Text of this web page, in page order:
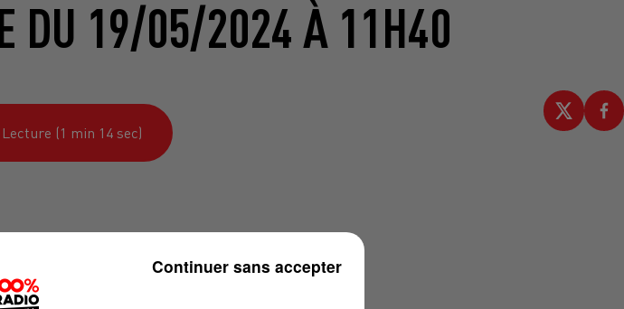
DU 19/05/2024 À 11H40
Lecture (1 min 14 sec)
Continuer sans accepter